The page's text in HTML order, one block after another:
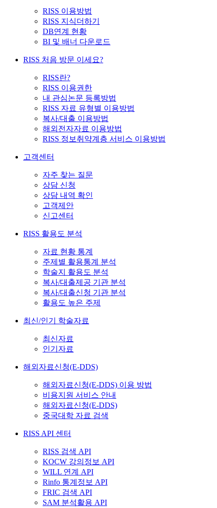
RISS 이용방법
RISS 지식더하기
DB연계 현황
BI 및 배너 다운로드
RISS 처음 방문 이세요?
RISS란?
RISS 이용권한
내 관심논문 등록방법
RISS 자료 유형별 이용방법
복사/대출 이용방법
해외전자자료 이용방법
RISS 정보취약계층 서비스 이용방법
고객센터
자주 찾는 질문
상담 신청
상담 내역 확인
고객제안
신고센터
RISS 활용도 분석
자료 현황 통계
주제별 활용통계 분석
학술지 활용도 분석
복사/대출제공 기관 분석
복사/대출신청 기관 분석
활용도 높은 주제
최신/인기 학술자료
최신자료
인기자료
해외자료신청(E-DDS)
해외자료신청(E-DDS) 이용 방법
비용지원 서비스 안내
해외자료신청(E-DDS)
중국대학 자료 검색
RISS API 센터
RISS 검색 API
KOCW 강의정보 API
WILL 연계 API
Rinfo 통계정보 API
FRIC 검색 API
SAM 분석활용 API